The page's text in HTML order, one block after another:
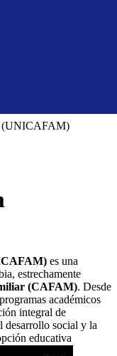
es una
estrechamente
(CAFAM). Desde
académicos
integral de
desarrollo social y la
educativa